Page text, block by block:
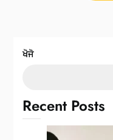
ਖੋਜੋ
Recent Posts